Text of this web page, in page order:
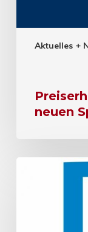
Aktuelles +
neuen